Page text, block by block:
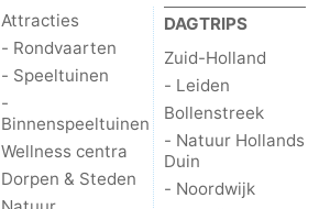
Attracties
- Rondvaarten
- Speeltuinen
-
Binnenspeeltuinen
Wellness centra
Dorpen & Steden
DAGTRIPS
Zuid-Holland
- Leiden
Bollenstreek
- Natuur Hollands
Duin
- Noordwijk